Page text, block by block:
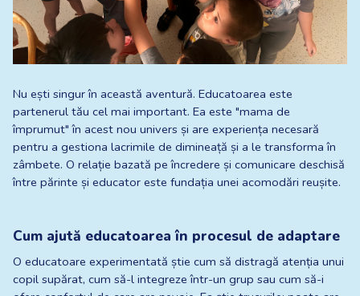
Nu ești singur în această aventură. Educatoarea este
partenerul tău cel mai important. Ea este "mama de
împrumut" în acest nou univers și are experiența necesară
pentru a gestiona lacrimile de dimineață și a le transforma în
zâmbete. O relație bazată pe încredere și comunicare deschisă
între părinte și educator este fundația unei acomodări reușite.
Cum ajută educatoarea în procesul de adaptare
O educatoare experimentată știe cum să distragă atenția unui
copil supărat, cum să-l integreze într-un grup sau cum să-i